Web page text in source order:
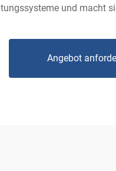
und
Angebot